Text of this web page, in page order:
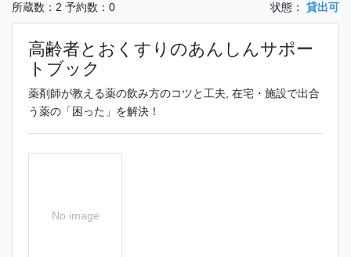
所蔵数：2 予約数：0 状態： 貸出可
高齢者とおくすりのあんしんサポー
トブック
薬剤師が教える薬の飲み方のコツと工夫, 在宅・施設で出合
う薬の「困った」を解決！
No image